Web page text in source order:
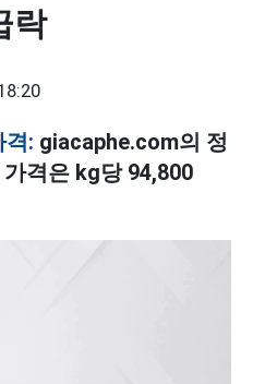
락
격: giacaphe.com의 정
격은 kg당 94,800